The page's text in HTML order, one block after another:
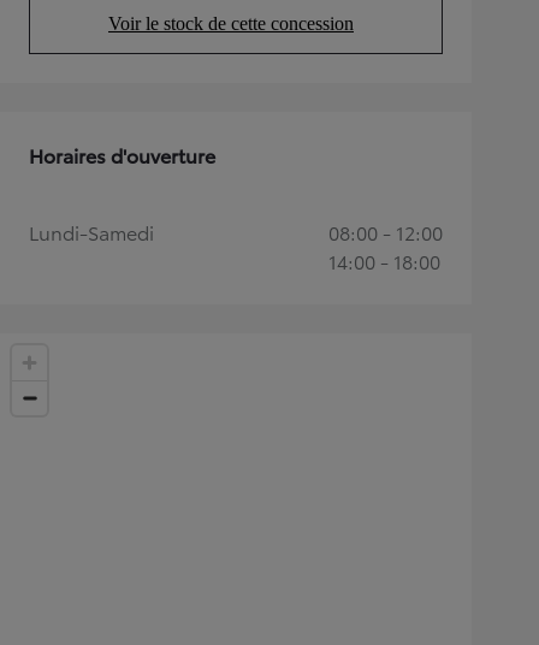
Voir le stock de cette concession
(Opens in new tab)
Horaires d'ouverture
Lundi-Samedi
08:00 - 12:00
14:00 - 18:00